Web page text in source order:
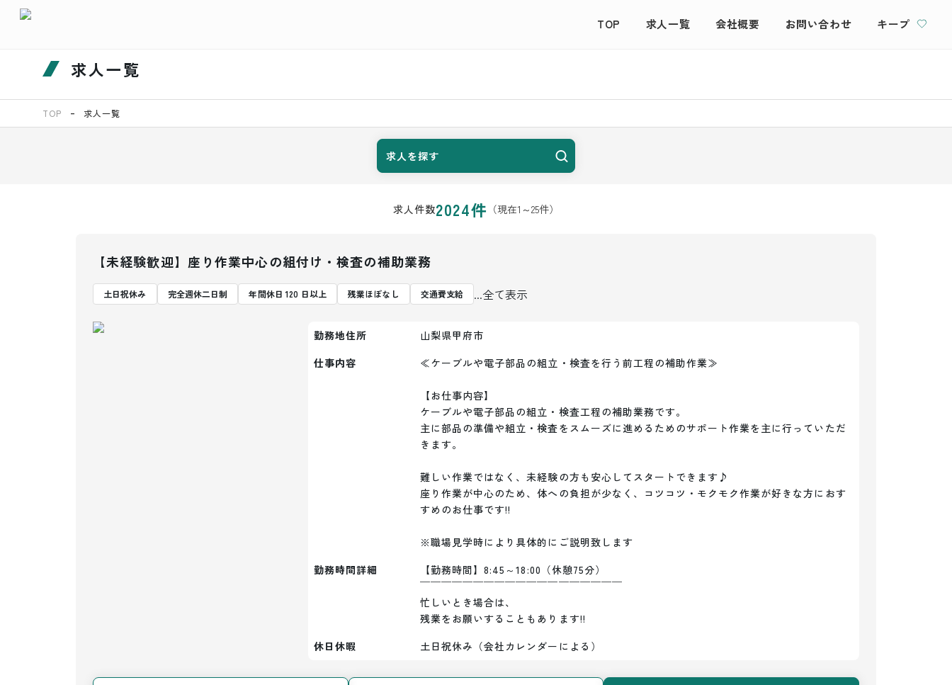
TOP 求人一覧 会社概要 お問い合わせ キープ
求人一覧
TOP 求人一覧
求人を探す
求人件数2024件 （現在1 ～25件）
【未経験歓迎】座り作業中心の組付け・検査の補助業務
土日祝休み 完全週休二日制 年間休日 120 日以上 残業ほぼなし 交通費支給 ...全て表示
勤務地住所
山梨県甲府市
仕事内容
≪ケーブルや電子部品の組立・検査を行う前工程の補助作業≫
【お仕事内容】
ケーブルや電子部品の組立・検査工程の補助業務です。
主に部品の準備や組立・検査をスムーズに進めるためのサポート作業を主に行っていただ
きます。
難しい作業ではなく、未経験の方も安心してスタートできます♪
座り作業が中心のため、体への負担が少なく、コツコツ・モクモク作業が好きな方におす
すめのお仕事です!!
※職場見学時により具体的にご説明致します
勤務時間詳細
【勤務時間】8:45～18:00（休憩75分）
￣￣￣￣￣￣￣￣￣￣￣￣￣￣￣￣￣￣￣
忙しいとき場合は、
残業をお願いすることもあります!!
休日休暇
土日祝休み（会社カレンダーによる）